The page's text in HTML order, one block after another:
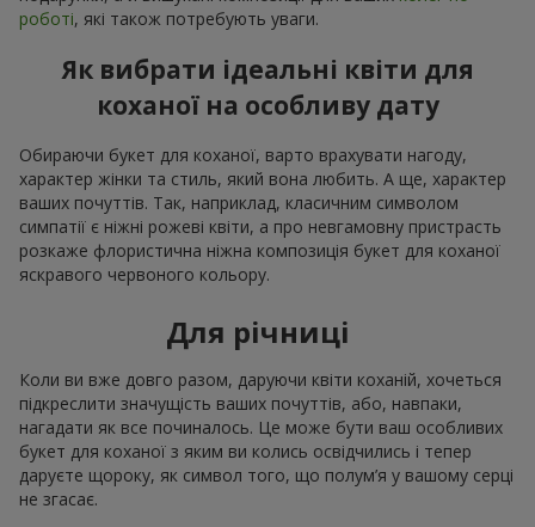
роботі, які також потребують уваги.
Як вибрати ідеальні квіти для
коханої на особливу дату
Обираючи букет для коханої, варто врахувати нагоду,
характер жінки та стиль, який вона любить. А ще, характер
ваших почуттів. Так, наприклад, класичним символом
симпатії є ніжні рожеві квіти, а про невгамовну пристрасть
розкаже флористична ніжна композиція букет для коханої
яскравого червоного кольору.
Для річниці
Коли ви вже довго разом, даруючи квіти коханій, хочеться
підкреслити значущість ваших почуттів, або, навпаки,
нагадати як все починалось. Це може бути ваш особливих
букет для коханої з яким ви колись освідчились і тепер
даруєте щороку, як символ того, що полум’я у вашому серці
не згасає.